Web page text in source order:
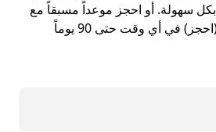
Souppes-Sur-Loing بكل سهولة. أو احجز موعداً مسبقاً مع
خدمة Uber Reserve (احجز) في أي وقت حتى 90 يوماً